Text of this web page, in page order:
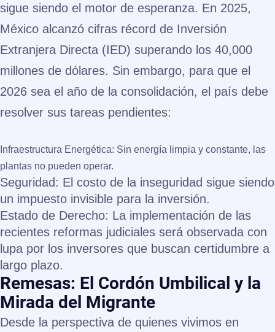
sigue siendo el motor de esperanza. En 2025,
México alcanzó cifras récord de Inversión
Extranjera Directa (IED) superando los 40,000
millones de dólares. Sin embargo, para que el
2026 sea el año de la consolidación, el país debe
resolver sus tareas pendientes:
Infraestructura Energética: Sin energía limpia y constante, las
plantas no pueden operar.
Seguridad: El costo de la inseguridad sigue siendo
un impuesto invisible para la inversión.
Estado de Derecho: La implementación de las
recientes reformas judiciales será observada con
lupa por los inversores que buscan certidumbre a
largo plazo.
Remesas: El Cordón Umbilical y la
Mirada del Migrante
Desde la perspectiva de quienes vivimos en